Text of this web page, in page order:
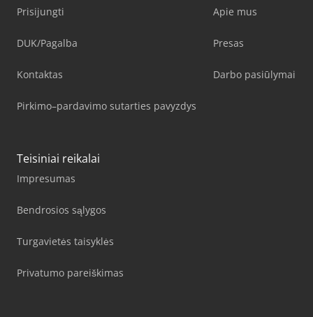
Prisijungti
DUK/Pagalba
Kontaktas
Pirkimo–pardavimo sutarties pavyzdys
Apie mus
Presas
Darbo pasiūlymai
Teisiniai reikalai
Impresumas
Bendrosios sąlygos
Turgavietės taisyklės
Privatumo pareiškimas